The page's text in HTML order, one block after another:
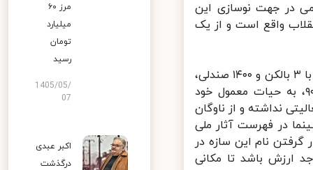
در جهت نوسازی این
واقع است و از یک
این سینمای ۵۵ ساله، روزگاری یکی از شلوغ‌ترین سینماهای پایتخت بود که با ۳ بالکن و ۱۴۰۰ صندلی،
مخاطبان بسیاری را به سمت خود می‌کشاند. این سینما تا ابتدای دهه ۹۰، به حیات معمول خود
فعالیتی نداشته و از ناوگان
در فهرست آثار ملی
نام این سازه در
ارزش باشد تا مکانی
مرز ۶۰
میلیارد
تومان
رسید
1405/05/
07
اکبر عبدی
درگذشت